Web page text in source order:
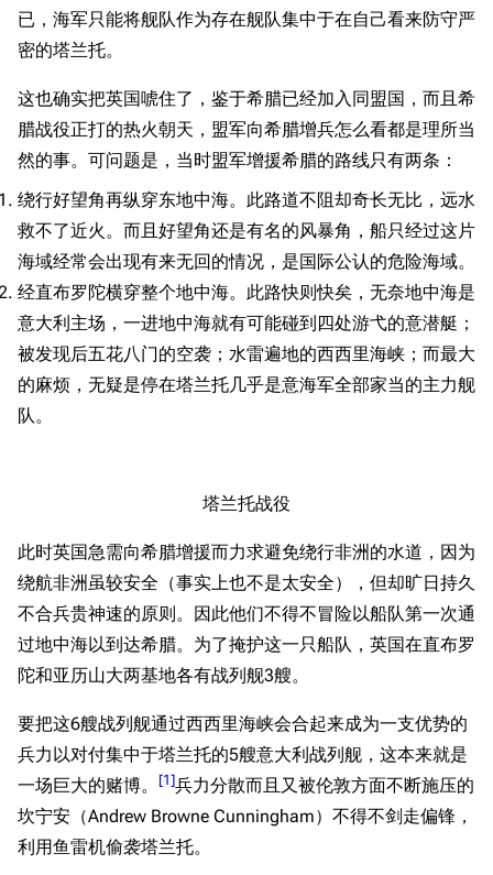
已，海军只能将舰队作为存在舰队集中于在自己看来防守严
密的塔兰托。
这也确实把英国唬住了，鉴于希腊已经加入同盟国，而且希
腊战役正打的热火朝天，盟军向希腊增兵怎么看都是理所当
然的事。可问题是，当时盟军增援希腊的路线只有两条：
绕行好望角再纵穿东地中海。此路道不阻却奇长无比，远水
救不了近火。而且好望角还是有名的风暴角，船只经过这片
海域经常会出现有来无回的情况，是国际公认的危险海域。
经直布罗陀横穿整个地中海。此路快则快矣，无奈地中海是
意大利主场，一进地中海就有可能碰到四处游弋的意潜艇；
被发现后五花八门的空袭；水雷遍地的西西里海峡；而最大
的麻烦，无疑是停在塔兰托几乎是意海军全部家当的主力舰
队。
塔兰托战役
此时英国急需向希腊增援而力求避免绕行非洲的水道，因为
绕航非洲虽较安全（事实上也不是太安全），但却旷日持久
不合兵贵神速的原则。因此他们不得不冒险以船队第一次通
过地中海以到达希腊。为了掩护这一只船队，英国在直布罗
陀和亚历山大两基地各有战列舰3艘。
要把这6艘战列舰通过西西里海峡会合起来成为一支优势的
兵力以对付集中于塔兰托的5艘意大利战列舰，这本来就是
一场巨大的赌博。
[1]兵力分散而且又被伦敦方面不断施压的
坎宁安（Andrew Browne Cunningham）不得不剑走偏锋，
利用鱼雷机偷袭塔兰托。